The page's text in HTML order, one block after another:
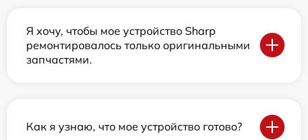
Я хочу, чтобы мое устройство Sharp
ремонтировалось только оригинальными
запчастями.
Как я узнаю, что мое устройство готово?